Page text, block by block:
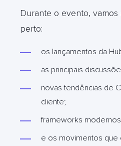
Durante o evento,
perto:
os lançamentos da
as principais
novas tendências de
cliente;
frameworks
e os movimentos que